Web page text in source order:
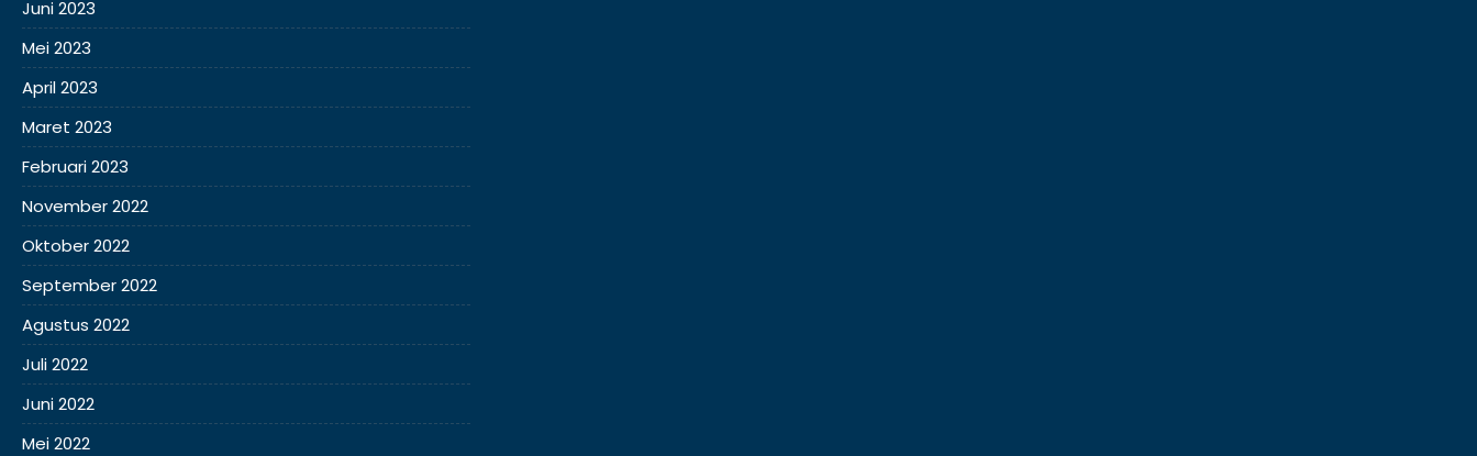
Juni 2023
Mei 2023
April 2023
Maret 2023
Februari 2023
November 2022
Oktober 2022
September 2022
Agustus 2022
Juli 2022
Juni 2022
Mei 2022